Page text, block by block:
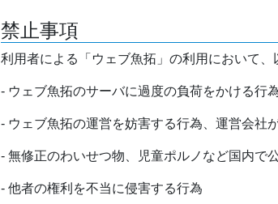
禁止事項
利用者による「ウェブ魚拓」の利用において、
- ウェブ魚拓のサーバに過度の負荷をかける行
- ウェブ魚拓の運営を妨害する行為、運営会社
- 無修正のわいせつ物、児童ポルノなど国内で
- 他者の権利を不当に侵害する行為